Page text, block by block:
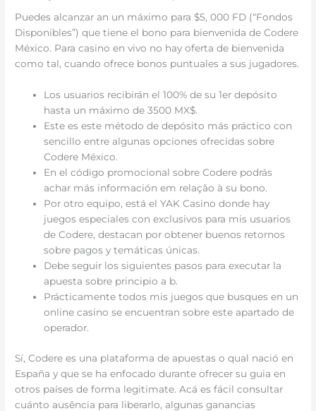
Puedes alcanzar an un máximo para $5, 000 FD (“Fondos
Disponibles”) que tiene el bono para bienvenida de Codere
México. Para casino en vivo no hay oferta de bienvenida
como tal, cuando ofrece bonos puntuales a sus jugadores.
Los usuarios recibirán el 100% de su 1er depósito
hasta un máximo de 3500 MX$.
Este es este método de depósito más práctico con
sencillo entre algunas opciones ofrecidas sobre
Codere México.
En el código promocional sobre Codere podrás
achar más información em relação à su bono.
Por otro equipo, está el YAK Casino donde hay
juegos especiales con exclusivos para mis usuarios
de Codere, destacan por obtener buenos retornos
sobre pagos y temáticas únicas.
Debe seguir los siguientes pasos para executar la
apuesta sobre principio a b.
Prácticamente todos mis juegos que busques en un
online casino se encuentran sobre este apartado de
operador.
Sí, Codere es una plataforma de apuestas o qual nació en
España y que se ha enfocado durante ofrecer su guia en
otros países de forma legitimate. Acá es fácil consultar
cuánto ausência para liberarlo, algunas ganancias